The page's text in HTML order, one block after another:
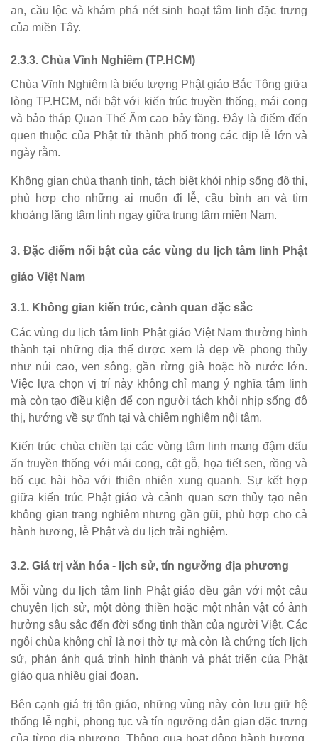
an, cầu lộc và khám phá nét sinh hoạt tâm linh đặc trưng
của miền Tây.
2.3.3. Chùa Vĩnh Nghiêm (TP.HCM)
Chùa Vĩnh Nghiêm là biểu tượng Phật giáo Bắc Tông giữa
lòng TP.HCM, nổi bật với kiến trúc truyền thống, mái cong
và bảo tháp Quan Thế Âm cao bảy tầng. Đây là điểm đến
quen thuộc của Phật tử thành phố trong các dịp lễ lớn và
ngày rằm.
Không gian chùa thanh tịnh, tách biệt khỏi nhịp sống đô thị,
phù hợp cho những ai muốn đi lễ, cầu bình an và tìm
khoảng lặng tâm linh ngay giữa trung tâm miền Nam.
3. Đặc điểm nổi bật của các vùng du lịch tâm linh Phật
giáo Việt Nam
3.1. Không gian kiến trúc, cảnh quan đặc sắc
Các vùng du lịch tâm linh Phật giáo Việt Nam thường hình
thành tại những địa thế được xem là đẹp về phong thủy
như núi cao, ven sông, gần rừng già hoặc hồ nước lớn.
Việc lựa chọn vị trí này không chỉ mang ý nghĩa tâm linh
mà còn tạo điều kiện để con người tách khỏi nhịp sống đô
thị, hướng về sự tĩnh tại và chiêm nghiệm nội tâm.
Kiến trúc chùa chiền tại các vùng tâm linh mang đậm dấu
ấn truyền thống với mái cong, cột gỗ, họa tiết sen, rồng và
bố cục hài hòa với thiên nhiên xung quanh. Sự kết hợp
giữa kiến trúc Phật giáo và cảnh quan sơn thủy tạo nên
không gian trang nghiêm nhưng gần gũi, phù hợp cho cả
hành hương, lễ Phật và du lịch trải nghiệm.
3.2. Giá trị văn hóa - lịch sử, tín ngưỡng địa phương
Mỗi vùng du lịch tâm linh Phật giáo đều gắn với một câu
chuyện lịch sử, một dòng thiền hoặc một nhân vật có ảnh
hưởng sâu sắc đến đời sống tinh thần của người Việt. Các
ngôi chùa không chỉ là nơi thờ tự mà còn là chứng tích lịch
sử, phản ánh quá trình hình thành và phát triển của Phật
giáo qua nhiều giai đoạn.
Bên cạnh giá trị tôn giáo, những vùng này còn lưu giữ hệ
thống lễ nghi, phong tục và tín ngưỡng dân gian đặc trưng
của từng địa phương. Thông qua hoạt động hành hương,